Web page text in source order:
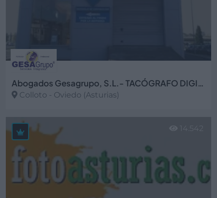
Abogados Gesagrupo, S.L.- TACÓGRAFO DIGITAL
Colloto - Oviedo (Asturias)